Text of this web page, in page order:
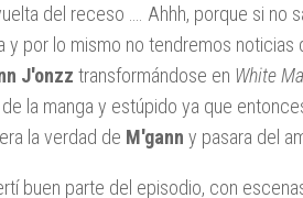
del receso …. Ahhh, porque si
y por lo mismo no tendremos noticias
J'onzz transformándose en White
la manga y estúpido ya que
la verdad de M'gann y pasara del
buen parte del episodio, con